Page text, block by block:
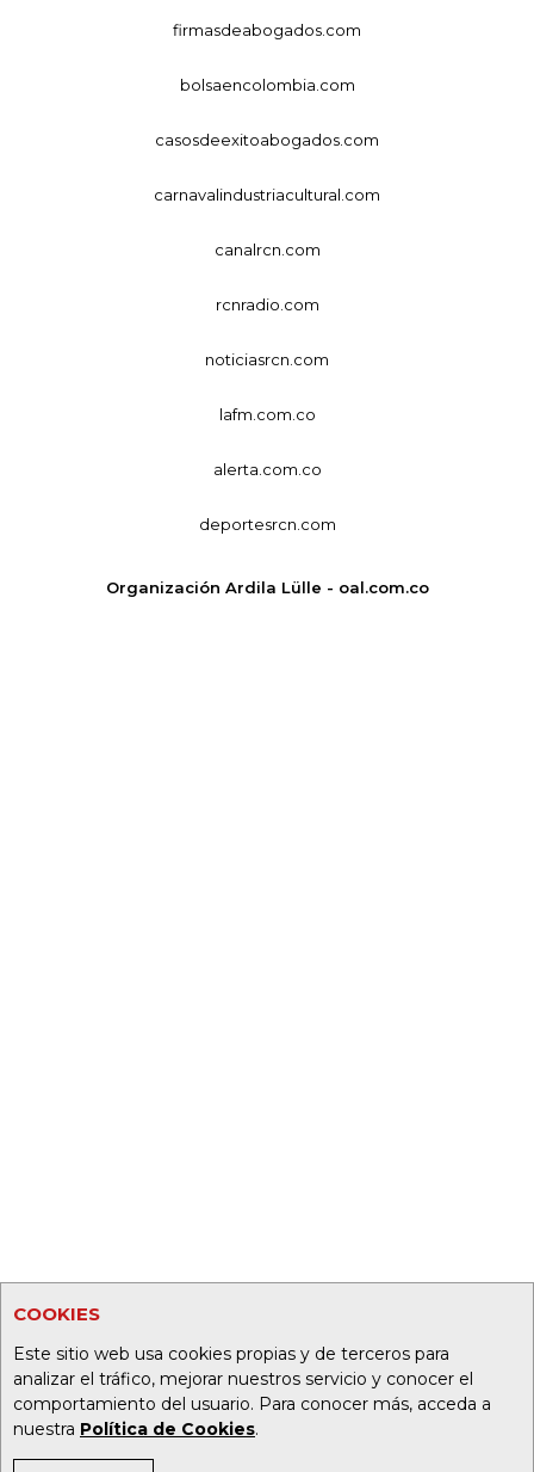
COOKIES
Este sitio web usa cookies propias y de terceros para
analizar el tráfico, mejorar nuestros servicio y conocer el
comportamiento del usuario. Para conocer más, acceda a
nuestra Política de Cookies.
firmasdeabogados.com
bolsaencolombia.com
casosdeexitoabogados.com
carnavalindustriacultural.com
canalrcn.com
rcnradio.com
noticiasrcn.com
lafm.com.co
alerta.com.co
deportesrcn.com
Organización Ardila Lülle - oal.com.co